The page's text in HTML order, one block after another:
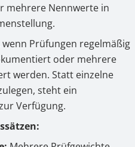
mehrere Nennwerte in
Prüfungen regelmäßig
oder mehrere
werden. Statt einzelne
steht ein
Verfügung.